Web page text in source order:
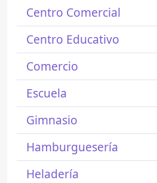
Centro Comercial
Centro Educativo
Comercio
Escuela
Gimnasio
Hamburguesería
Heladería